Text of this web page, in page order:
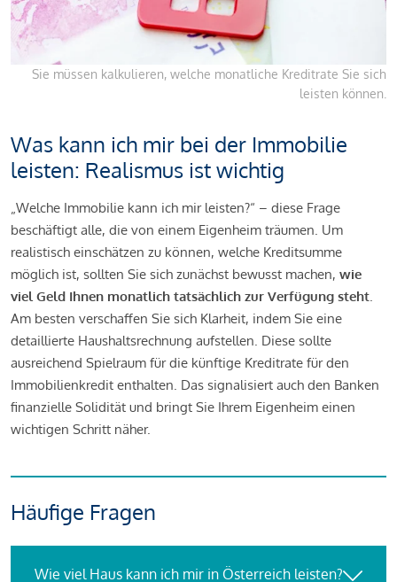
Sie müssen kalkulieren, welche monatliche Kreditrate Sie sich
leisten können.
Was kann ich mir bei der Immobilie
leisten: Realismus ist wichtig
„Welche Immobilie kann ich mir leisten?“ – diese Frage
beschäftigt alle, die von einem Eigenheim träumen. Um
realistisch einschätzen zu können, welche Kreditsumme
möglich ist, sollten Sie sich zunächst bewusst machen, wie
viel Geld Ihnen monatlich tatsächlich zur Verfügung steht.
Am besten verschaffen Sie sich Klarheit, indem Sie eine
detaillierte Haushaltsrechnung aufstellen. Diese sollte
ausreichend Spielraum für die künftige Kreditrate für den
Immobilienkredit enthalten. Das signalisiert auch den Banken
finanzielle Solidität und bringt Sie Ihrem Eigenheim einen
wichtigen Schritt näher.
Häufige Fragen
Wie viel Haus kann ich mir in Österreich leisten?